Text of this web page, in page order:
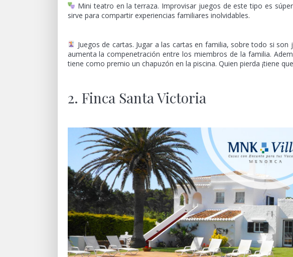
Mini teatro en la terraza. Improvisar juegos de este tipo es
sirve para compartir experiencias familiares inolvidables.
Juegos de cartas. Jugar a las cartas en familia, sobre todo si
aumenta la compenetración entre los miembros de la familia.
tiene como premio un chapuzón en la piscina. Quien pierda ¡tiene
2. Finca Santa Victoria